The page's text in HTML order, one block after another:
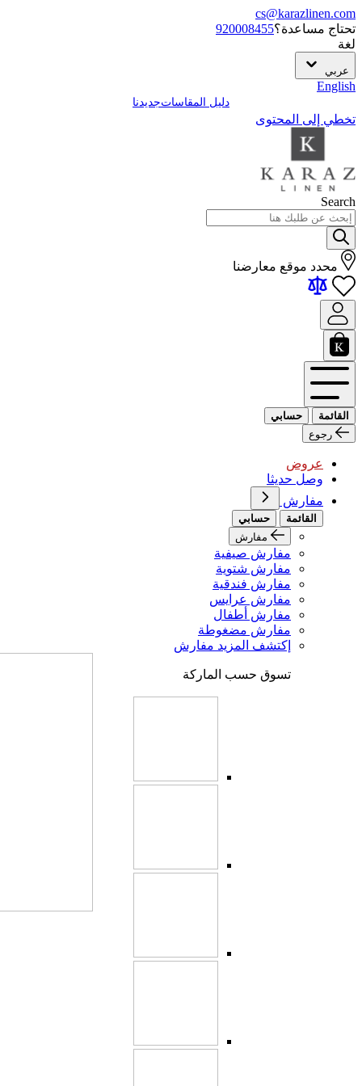
cs@karazlinen.com
تحتاج مساعدة؟920008455
لغة
عربي
English
دليل المقاساتجديدنا
تخطي إلى المحتوى
Search
محدد موقع معارضنا
القائمة
حسابي
رجوع
عروض
وصل حديثا
مفارش
القائمة
حسابي
مفارش
مفارش صيفية
مفارش شتوية
مفارش فندقية
مفارش عرايس
مفارش أطفال
مفارش مضغوطة
إكتشف المزيد مفارش
تسوق حسب الماركة